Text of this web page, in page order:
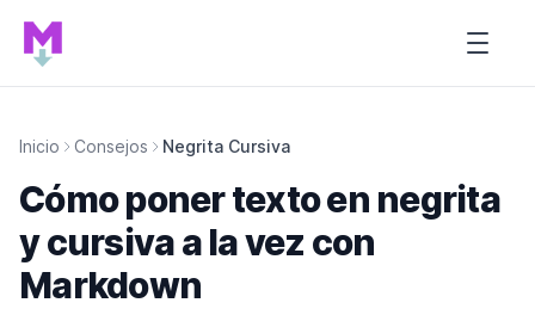
Inicio de Tutorial MARDOWN
Open
Inicio Consejos Negrita Cursiva
Cómo poner texto en negrita
y cursiva a la vez con
Markdown